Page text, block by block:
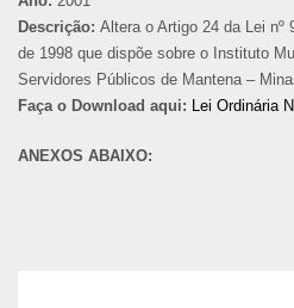
Descrição: Altera o Artigo 24 da Lei nº
de 1998 que dispõe sobre o Instituto
Servidores Públicos de Mantena –
Faça o Download aqui: Lei Ordinária
ANEXOS ABAIXO: